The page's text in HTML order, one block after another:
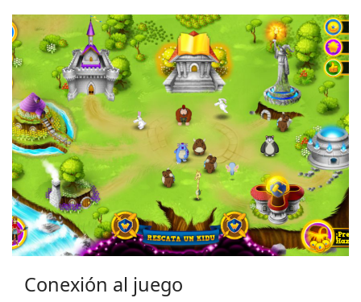
Conexión al juego